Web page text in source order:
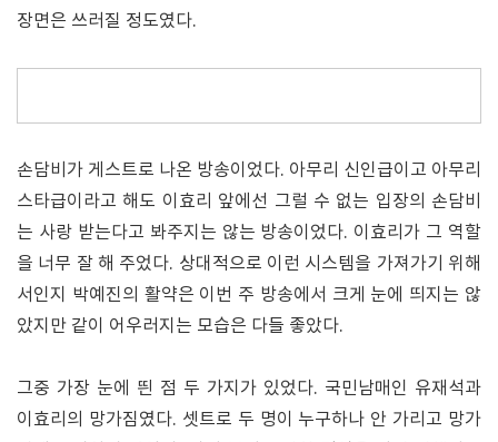
장면은 쓰러질 정도였다.
손담비가 게스트로 나온 방송이었다. 아무리 신인급이고 아무리
스타급이라고 해도 이효리 앞에선 그럴 수 없는 입장의 손담비
는 사랑 받는다고 봐주지는 않는 방송이었다. 이효리가 그 역할
을 너무 잘 해 주었다. 상대적으로 이런 시스템을 가져가기 위해
서인지 박예진의 활약은 이번 주 방송에서 크게 눈에 띄지는 않
았지만 같이 어우러지는 모습은 다들 좋았다.
그중 가장 눈에 띈 점 두 가지가 있었다. 국민남매인 유재석과
이효리의 망가짐였다. 셋트로 두 명이 누구하나 안 가리고 망가